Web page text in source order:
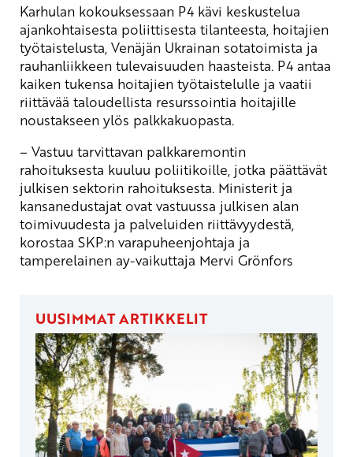
Karhulan kokouksessaan P4 kävi keskustelua
ajankohtaisesta poliittisesta tilanteesta, hoitajien
työtaistelusta, Venäjän Ukrainan sotatoimista ja
rauhanliikkeen tulevaisuuden haasteista. P4 antaa
kaiken tukensa hoitajien työtaistelulle ja vaatii
riittävää taloudellista resurssointia hoitajille
noustakseen ylös palkkakuopasta.
– Vastuu tarvittavan palkkaremontin
rahoituksesta kuuluu poliitikoille, jotka päättävät
julkisen sektorin rahoituksesta. Ministerit ja
kansanedustajat ovat vastuussa julkisen alan
toimivuudesta ja palveluiden riittävyydestä,
korostaa SKP:n varapuheenjohtaja ja
tamperelainen ay-vaikuttaja Mervi Grönfors
UUSIMMAT ARTIKKELIT